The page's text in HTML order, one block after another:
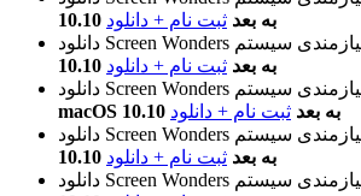
10.10 به بعد ثبت نام + دانلود
دانلود Screen Wonders
10.10 به بعد ثبت نام + دانلود
دانلود Screen Wonders
macOS 10.10 به بعد ثبت نام + دانلود
دانلود Screen Wonders
10.10 به بعد ثبت نام + دانلود
دانلود Screen Wonders